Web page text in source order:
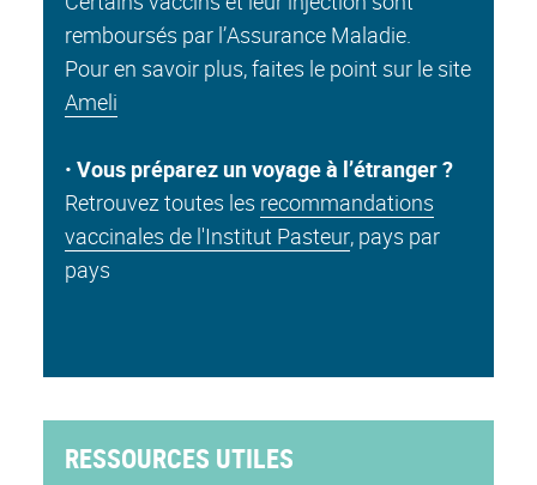
remboursés par l’Assurance Maladie.
Pour en savoir plus, faites le point sur le site
Ameli
• Vous préparez un voyage à l’étranger ?
Retrouvez toutes les recommandations
vaccinales de l'Institut Pasteur, pays par
pays
RESSOURCES UTILES